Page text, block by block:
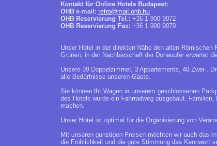
Kontakt für Online Hotels Budapest:
OHB e-mail: retro@mail.ohb.hu
OHB Reservierung Tel.: +36 1 900 9072
OHB Reservierung Fax: +36 1 900 9079
Unser Hotel in der direkten Nähe den alten
Grünen, in der Nachbarschaft der Donauufer erwartet
Unsere 39 Doppelzimmer, 3 Appartements, 40 Zwei-,
alle Bedürfnisse unseren Gäste.
Sie können Ihr Wagen in unserem geschlossenen
des Hotels wurde ein Fahrradweg ausgebaut,
machen.
Unser Hotel ist optimal für die Organisierung von
Mit unseren günstigen Preisen möchten wir auch das
die Fröhlichkeit und die gute Stimmung das Kennwort